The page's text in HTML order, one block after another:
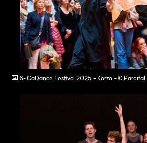
JPG
6- CaDance Festival 2025 - Korzo - © Parcifal